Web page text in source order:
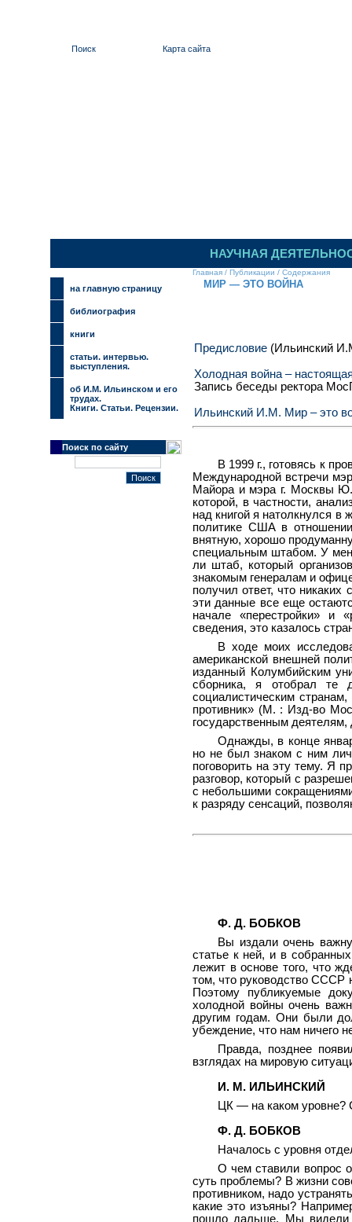
Поиск Карта сайта
НАУЧНАЯ
на главную страницу
библиография
книги
cтатьи. интервью.
выступления.
об И.М. Ильинском и его
трудах.
Книги. Статьи. Рецензии.
Поиск по сайту
Главная / Публикации / Содержания
МИР — ЭТО ВОЙНА
Предисловие (Ильинский
Холодная война –
Запись беседы ректора
Ильинский И.М. Мир – это
В 1999 г., готовясь к
Международной встречи
Майора и мэра г. Москвы
которой, в частности,
над книгой я натолкнулся
политике США в
внятную, хорошо
специальным штабом. У
ли штаб, который
знакомым генералам и
получил ответ, что
эти данные все еще
начале «перестройки» и
сведения, это казалось
В ходе моих
американской внешней
изданный Колумбийским
сборника, я отобрал те
социалистическим
противник» (М. : Изд-во
государственным
Однажды, в конце
но не был знаком с ним
поговорить на эту тему. Я
разговор, который с
с небольшими
к разряду сенсаций,
Ф. Д. БОБКОВ
Вы издали очень
статье к ней, и в
лежит в основе того, что
том, что руководство СССР
Поэтому публикуемые
холодной войны очень
другим годам. Они были
убеждение, что нам ничего
Правда, позднее
взглядах на мировую
И. М. ИЛЬИНСКИЙ
ЦК — на каком уровне?
Ф. Д. БОБКОВ
Началось с уровня
О чем ставили вопрос
суть проблемы? В жизни
противником, надо
какие это изъяны?
пошло дальше. Мы видели